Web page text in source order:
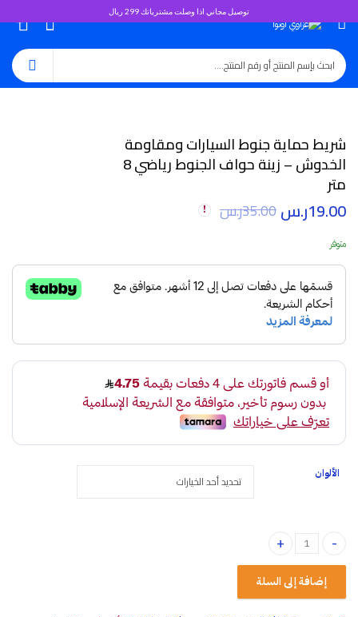
توصيل مجاني اذا وصلت مشترياتك 299 ريال
شريط حماية جنوط السيارات ومقاومة
الخدوش – زينة حواف الجنوط رياضي 8
متر
19.00ر.س35.00ر.س
متوفر
الألوان
شريط حماية جنوط السيارات ومقاومة الخدوش - زينة حواف الجنوط رياضي 8 متر quantity
إضافة إلى السلة